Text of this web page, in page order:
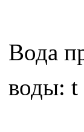
Вода
воды: t